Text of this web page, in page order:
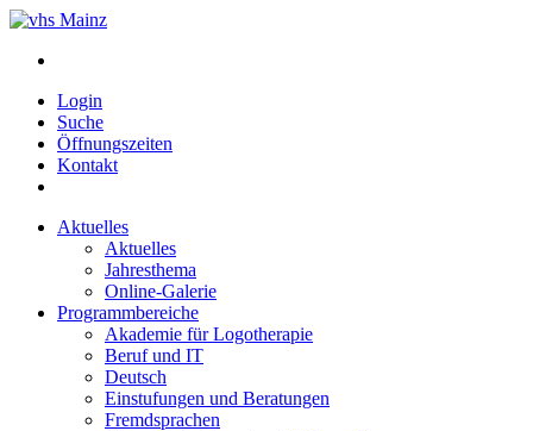
Login
Suche
Öffnungszeiten
Kontakt
Aktuelles
Aktuelles
Jahresthema
Online-Galerie
Programmbereiche
Akademie für Logotherapie
Beruf und IT
Deutsch
Einstufungen und Beratungen
Fremdsprachen